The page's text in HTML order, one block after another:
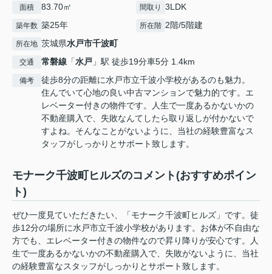
面積 83.70㎡ 間取り 3LDK
築年数 築25年 所在階 2階/5階建
所在地 茨城県水戸市千波町
交通 常磐線 「水戸 」駅 徒歩19分車5分 1.4km
備考
徒歩8分の距離に水戸市立千波小学校があるのも魅力。
住んでいて心地の良い中古マンションで魅力的です。エ
レベーター付きの物件です。人生で一度あるかないかの
不動産購入で、失敗なんてしたら取り返しが付かないで
すよね。そんなことがないように、当社の経験豊富なス
タッフがしっかりとサポート致します。
モナーク千波町ヒルズのコメント(おすすめポイン
ト)
ぜひ一度見ていただきたい、「モナーク千波町ヒルズ」です。徒
歩12分の場所に水戸市立千波小学校があります。お体が不自由な
方でも、エレベーター付きの物件なので昇り降りが安心です。人
生で一度あるかないかの不動産購入で、失敗がないように、当社
の経験豊富なスタッフがしっかりとサポート致します。